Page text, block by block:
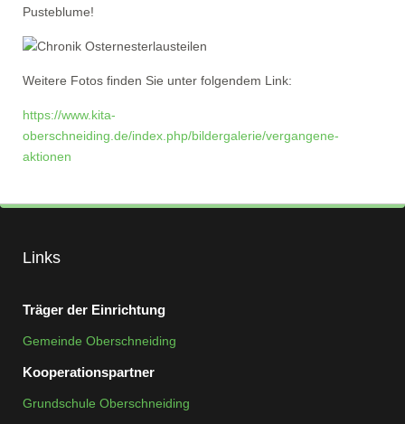
Pusteblume!
Weitere Fotos finden Sie unter folgendem Link:
https://www.kita-
oberschneiding.de/index.php/bildergalerie/vergangene-
aktionen
Links
Träger der Einrichtung
Gemeinde Oberschneiding
Kooperationspartner
Grundschule Oberschneiding